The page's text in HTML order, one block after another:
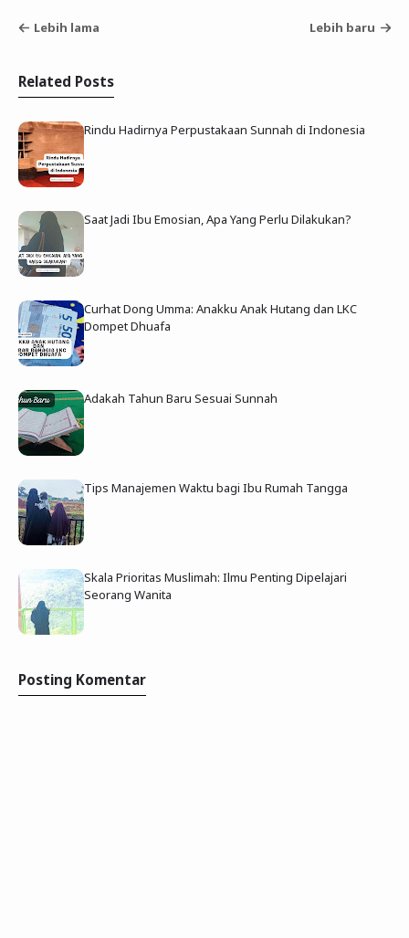
Lebih lama Lebih baru
Related Posts
Rindu Hadirnya Perpustakaan Sunnah di Indonesia
Saat Jadi Ibu Emosian, Apa Yang Perlu Dilakukan?
Curhat Dong Umma: Anakku Anak Hutang dan LKC
Dompet Dhuafa
Adakah Tahun Baru Sesuai Sunnah
Tips Manajemen Waktu bagi Ibu Rumah Tangga
Skala Prioritas Muslimah: Ilmu Penting Dipelajari
Seorang Wanita
Posting Komentar